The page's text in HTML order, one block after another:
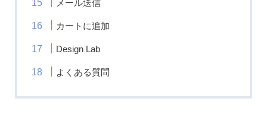
メール送信
カートに追加
Design Lab
よくある質問